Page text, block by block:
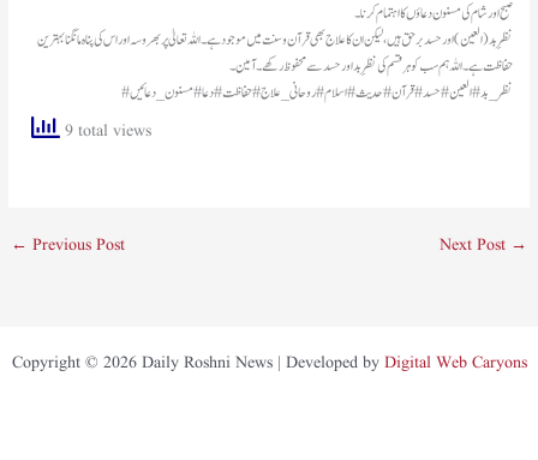
صبح اور شام کی مسنون دعاؤں کا اہتمام کرنا۔
نظرِ بد (العین) اور حسد برحق ہیں، لیکن ان کا علاج بھی قرآن و سنت میں موجود ہے۔ اللہ تعالیٰ پر بھروسہ اور اس کی پناہ مانگنا بہترین
حفاظت ہے۔ اللہ ہم سب کو ہر قسم کی نظرِ بد اور حسد سے محفوظ رکھے۔ آمین۔
​#نظر_بد #العین #حسد #قرآن #حدیث #اسلام #روحانی_علاج #حفاظت #دعا #مسنون_دعائیں
9 total views
← Previous Post Next Post →
Copyright © 2026 Daily Roshni News | Developed by Digital Web Caryons